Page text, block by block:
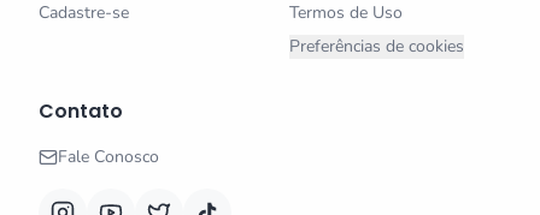
Cadastre-se
Termos de Uso
Preferências de cookies
Contato
Fale Conosco